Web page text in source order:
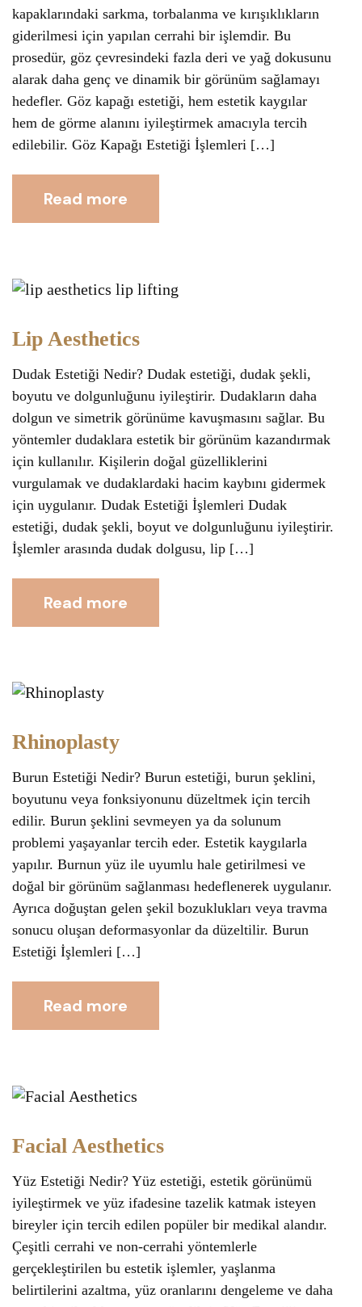
kapaklarındaki sarkma, torbalanma ve kırışıklıkların
giderilmesi için yapılan cerrahi bir işlemdir. Bu
prosedür, göz çevresindeki fazla deri ve yağ dokusunu
alarak daha genç ve dinamik bir görünüm sağlamayı
hedefler. Göz kapağı estetiği, hem estetik kaygılar
hem de görme alanını iyileştirmek amacıyla tercih
edilebilir. Göz Kapağı Estetiği İşlemleri […]
Read more
Lip Aesthetics
Dudak Estetiği Nedir? Dudak estetiği, dudak şekli,
boyutu ve dolgunluğunu iyileştirir. Dudakların daha
dolgun ve simetrik görünüme kavuşmasını sağlar. Bu
yöntemler dudaklara estetik bir görünüm kazandırmak
için kullanılır. Kişilerin doğal güzelliklerini
vurgulamak ve dudaklardaki hacim kaybını gidermek
için uygulanır. Dudak Estetiği İşlemleri Dudak
estetiği, dudak şekli, boyut ve dolgunluğunu iyileştirir.
İşlemler arasında dudak dolgusu, lip […]
Read more
Rhinoplasty
Burun Estetiği Nedir? Burun estetiği, burun şeklini,
boyutunu veya fonksiyonunu düzeltmek için tercih
edilir. Burun şeklini sevmeyen ya da solunum
problemi yaşayanlar tercih eder. Estetik kaygılarla
yapılır. Burnun yüz ile uyumlu hale getirilmesi ve
doğal bir görünüm sağlanması hedeflenerek uygulanır.
Ayrıca doğuştan gelen şekil bozuklukları veya travma
sonucu oluşan deformasyonlar da düzeltilir. Burun
Estetiği İşlemleri […]
Read more
Facial Aesthetics
Yüz Estetiği Nedir? Yüz estetiği, estetik görünümü
iyileştirmek ve yüz ifadesine tazelik katmak isteyen
bireyler için tercih edilen popüler bir medikal alandır.
Çeşitli cerrahi ve non-cerrahi yöntemlerle
gerçekleştirilen bu estetik işlemler, yaşlanma
belirtilerini azaltma, yüz oranlarını dengeleme ve daha